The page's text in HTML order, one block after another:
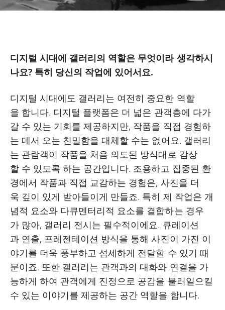
디지털 시대에 갤러리의 역할은 무엇이라 생각하시
나요? 특히 당신의 작업에 있어서요.
디지털 시대에도 갤러리는 여전히 중요한 역할
을 합니다. 디지털 플랫폼은 더 넓은 관객층에 다가
갈 수 있는 기회를 제공하지만, 작품을 직접 경험하
는 데서 오는 친밀함을 대체할 수는 없어요. 갤러리
는 관람객이 작품을 처음 의도된 방식대로 감상
할 수 있도록 하는 공간입니다. 조용하고 집중된 환
경에서 작품과 직접 교감하는 경험은, 사진을 더
욱 깊이 있게 받아들이게 만들죠. 특히 제 작업은 개
념적 요소와 다큐멘터리적 요소를 결합하는 경우
가 많아, 갤러리 전시는 필수적이에요. 큐레이션
과 연출, 프레젠테이션 방식을 통해 사진이 가진 이
야기를 더욱 풍부하고 섬세하게 전달할 수 있기 때
문이죠. 또한 갤러리는 관객과의 대화와 연결을 가
능하게 하여 관객에게 진정으로 공감을 불러일으킬
수 있는 이야기를 제공하는 공간 역할을 합니다.